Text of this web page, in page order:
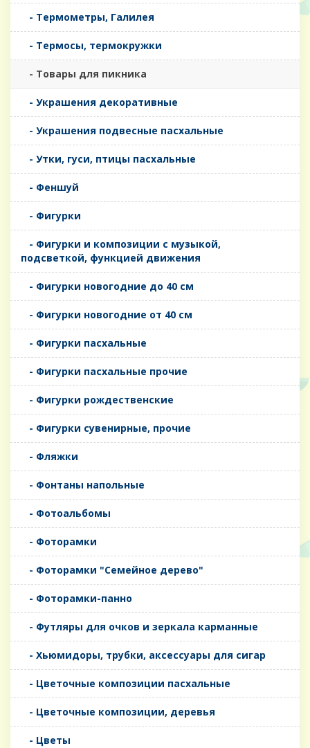
- Термометры, Галилея
- Термосы, термокружки
- Товары для пикника
- Украшения декоративные
- Украшения подвесные пасхальные
- Утки, гуси, птицы пасхальные
- Феншуй
- Фигурки
- Фигурки и композиции с музыкой,
подсветкой, функцией движения
- Фигурки новогодние до 40 см
- Фигурки новогодние от 40 см
- Фигурки пасхальные
- Фигурки пасхальные прочие
- Фигурки рождественские
- Фигурки сувенирные, прочие
- Фляжки
- Фонтаны напольные
- Фотоальбомы
- Фоторамки
- Фоторамки "Семейное дерево"
- Фоторамки-панно
- Футляры для очков и зеркала карманные
- Хьюмидоры, трубки, аксессуары для сигар
- Цветочные композиции пасхальные
- Цветочные композиции, деревья
- Цветы